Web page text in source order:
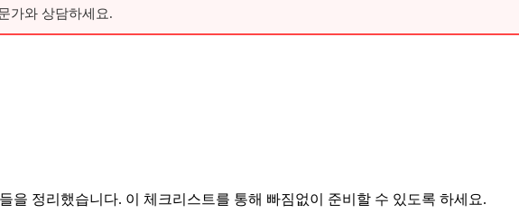
가와 상담하세요.
을 정리했습니다. 이 체크리스트를 통해 빠짐없이 준비할 수 있도록 하세요.